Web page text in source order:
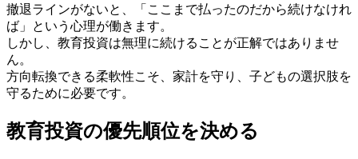
撤退ラインがないと、「ここまで払ったのだから続けなけれ
ば」という心理が働きます。
しかし、教育投資は無理に続けることが正解ではありませ
ん。
方向転換できる柔軟性こそ、家計を守り、子どもの選択肢を
守るために必要です。
教育投資の優先順位を決める